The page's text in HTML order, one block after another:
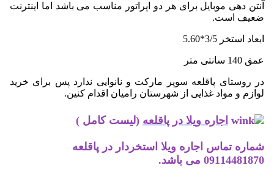
آنتن دهی موبایل برای هر دو اپراتور مناسب می باشد اما اینترنت
ضعیف است.
ابعاد استخر 3/5*5.60
عمق 140 سانتی متر
در روستای پاقلعه سوپر مارکت و نانوایی ندارد پس برای خرید
لوازم و مواد غذایی از شهرستان رامیان اقدام کنین.
اجاره ویلا در پاقلعه (لیست کامل )
شماره تماس اجاره ویلا استخردار در پاقلعه
09114481870 می باشد.